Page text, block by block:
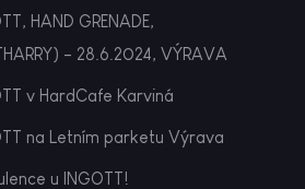
HAND GRENADE,
- 28.6.2024, VÝRAVA
v HardCafe Karviná
na Letním parketu Výrava
u INGOTT!